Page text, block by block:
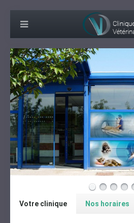
Votre clinique Nos horaires